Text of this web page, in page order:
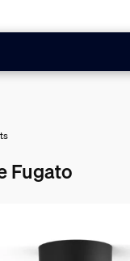
Fugato